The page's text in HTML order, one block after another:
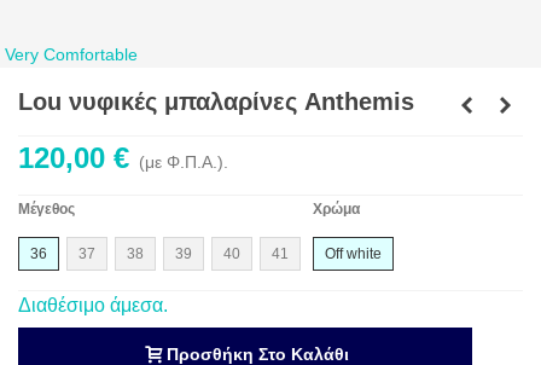
Very Comfortable
Lou νυφικές μπαλαρίνες Anthemis
120,00 € (με Φ.Π.Α.).
Μέγεθος
36 37 38 39 40 41
Χρώμα
Off white
Διαθέσιμο άμεσα.
Προσθήκη Στο Καλάθι